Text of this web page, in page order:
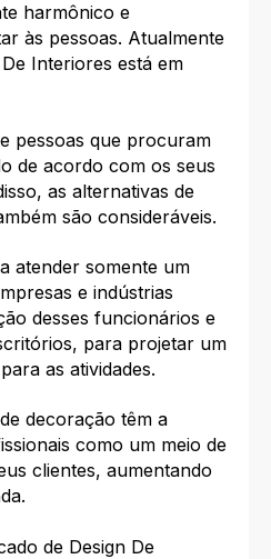
harmônico e
às pessoas. Atualmente
Interiores está em
pessoas que procuram
de acordo com os seus
as alternativas de
são consideráveis.
atender somente um
e indústrias
desses funcionários e
para projetar um
as atividades.
decoração têm a
como um meio de
clientes, aumentando
de Design De